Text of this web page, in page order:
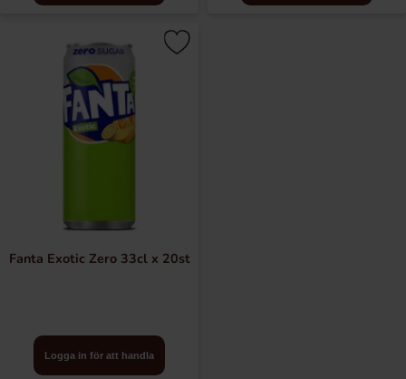
Fanta Exotic Zero 33cl x 20st
Logga in för att handla